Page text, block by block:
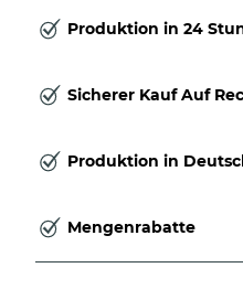
Produktion in 24
Sicherer Kauf Auf
Produktion in
Mengenrabatte